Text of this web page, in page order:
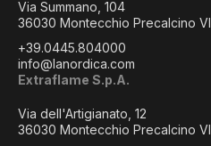
Via Summano, 104
36030 Montecchio Precalcino VI
+39.0445.804000
info@lanordica.com
Extraflame S.p.A.
Via dell'Artigianato, 12
36030 Montecchio Precalcino VI